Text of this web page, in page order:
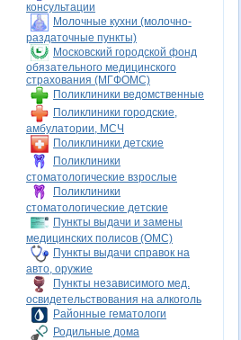
консультации
Молочные кухни (молочно-
раздаточные пункты)
Московский городской фонд
обязательного медицинского
страхования (МГФОМС)
Поликлиники ведомственные
Поликлиники городские,
амбулатории, МСЧ
Поликлиники детские
Поликлиники
стоматологические взрослые
Поликлиники
стоматологические детские
Пункты выдачи и замены
медицинских полисов (ОМС)
Пункты выдачи справок на
авто, оружие
Пункты независимого мед.
освидетельствования на алкоголь
Районные гематологи
Родильные дома